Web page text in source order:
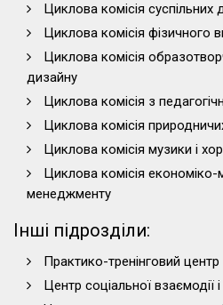
Циклова комісія суспільних
Циклова комісія фізичного
Циклова комісія
дизайну
Циклова комісія з
Циклова комісія
Циклова комісія музики і
Циклова комісія економіко-
менеджменту
Інші підрозділи:
Практико-тренінговий центр
Центр соціальної взаємодії